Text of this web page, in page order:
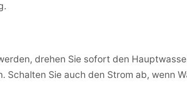
drehen Sie sofort den
Schalten Sie auch den Strom ab, wenn